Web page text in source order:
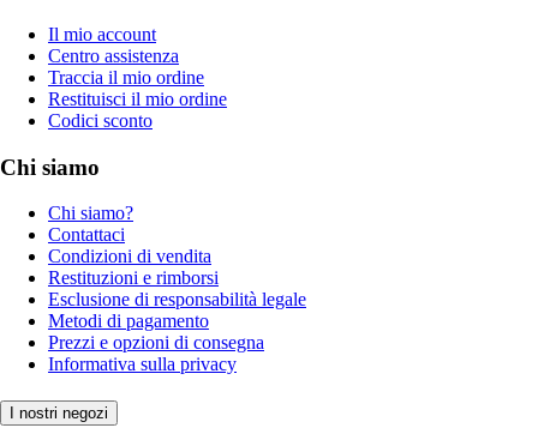
Il mio account
Centro assistenza
Traccia il mio ordine
Restituisci il mio ordine
Codici sconto
Chi siamo
Chi siamo?
Contattaci
Condizioni di vendita
Restituzioni e rimborsi
Esclusione di responsabilità legale
Metodi di pagamento
Prezzi e opzioni di consegna
Informativa sulla privacy
I nostri negozi